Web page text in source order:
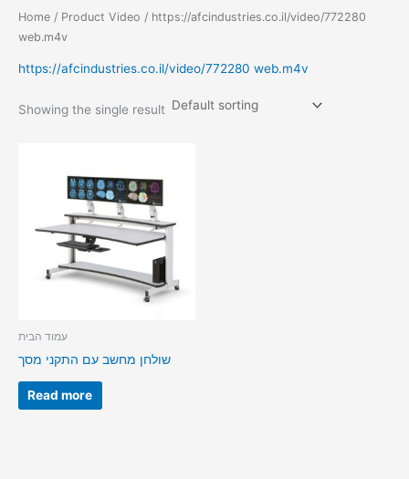
Home / Product Video / https://afcindustries.co.il/video/772280
web.m4v
https://afcindustries.co.il/video/772280 web.m4v
Showing the single result
עמוד הבית
שולחן מחשב עם התקני מסך
Read more